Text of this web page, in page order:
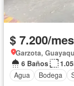
$ 7.200/mes
Garzota,
6 Baños
Agua
Bodega